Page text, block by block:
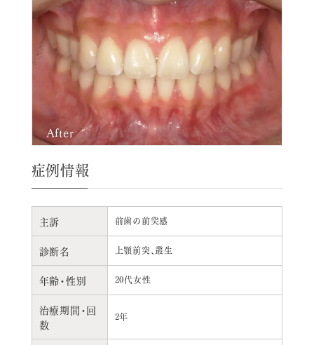
After
症例情報
主訴 前歯の前突感
診断名 上顎前突、叢生
年齢・性別 20代女性
治療期間・回
数
2年